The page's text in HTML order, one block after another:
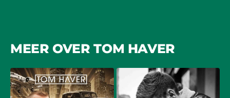
MEER OVER TOM HAVER